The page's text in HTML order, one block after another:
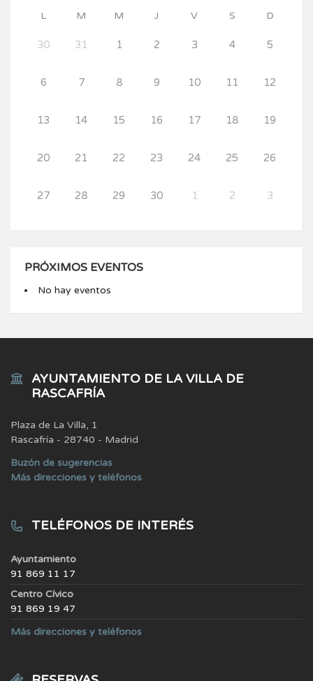
L M M J V S D
30 31 1 2 3 4 5
6 7 8 9 10 11 12
13 14 15 16 17 18 19
20 21 22 23 24 25 26
27 28 29 30 1 2 3
PRÓXIMOS EVENTOS
No hay eventos
AYUNTAMIENTO DE LA VILLA DE
RASCAFRÍA
Plaza de La Villa, 1
Rascafría - 28740 - Madrid
Buzón de sugerencias
Más direcciones y teléfonos
TELÉFONOS DE INTERÉS
Ayuntamiento
91 869 11 17
Centro Cívico
91 869 19 47
Más direcciones y teléfonos